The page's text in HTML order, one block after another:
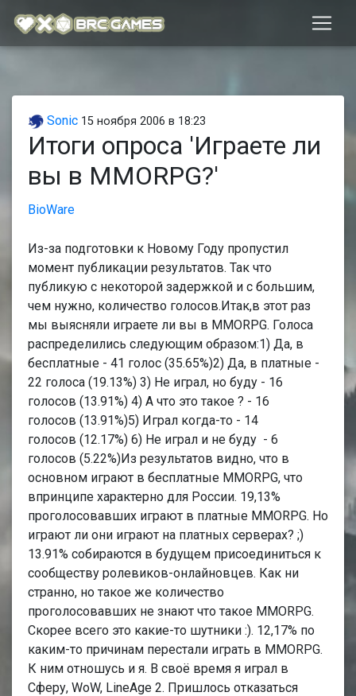
Sonic 15 ноября 2006 в 18:23
Итоги опроса 'Играете ли
вы в MMORPG?'
BioWare
Из-за подготовки к Новому Году пропустил
момент публикации результатов. Так что
публикую с некоторой задержкой и с большим,
чем нужно, количество голосов.Итак,в этот раз
мы выясняли играете ли вы в MMORPG. Голоса
распределились следующим образом:1) Да, в
бесплатные - 41 голос (35.65%)2) Да, в платные -
22 голоса (19.13%) 3) Не играл, но буду - 16
голосов (13.91%) 4) А что это такое ? - 16
голосов (13.91%)5) Играл когда-то - 14
голосов (12.17%) 6) Не играл и не буду - 6
голосов (5.22%)Из результатов видно, что в
основном играют в бесплатные MMORPG, что
впринципе характерно для России. 19,13%
проголосовавших играют в платные MMORPG. Но
играют ли они играют на платных серверах? ;)
13.91% собираются в будущем присоединиться к
сообществу ролевиков-онлайновцев. Как ни
странно, но такое же количество
проголосовавших не знают что такое MMORPG.
Скорее всего это какие-то шутники :). 12,17% по
каким-то причинам перестали играть в MMORPG.
К ним отношусь и я. В своё время я играл в
Сферу, WoW, LineAge 2. Пришлось отказаться